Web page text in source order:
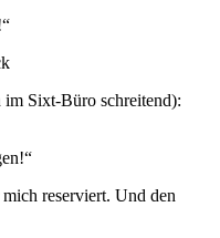
Sixt-Büro schreitend):
reserviert. Und den